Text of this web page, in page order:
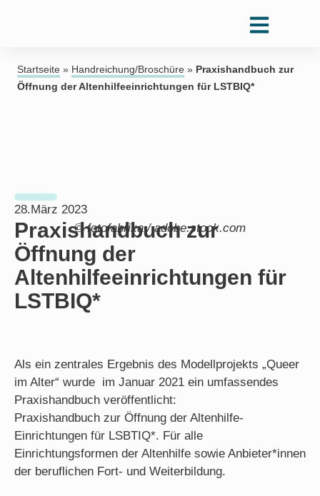
Startseite » Handreichung/Broschüre » Praxishandbuch zur
Öffnung der Altenhilfeeinrichtungen für LSTBIQ*
© fotofabrika / adobe.stock.com
28.März 2023
Praxishandbuch zur
Öffnung der
Altenhilfeeinrichtungen für
LSTBIQ*
Als ein zentrales Ergebnis des Modellprojekts „Queer
im Alter“ wurde im Januar 2021 ein umfassendes
Praxishandbuch veröffentlicht:
Praxishandbuch zur Öffnung der Altenhilfe-
Einrichtungen für LSBTIQ*. Für alle
Einrichtungsformen der Altenhilfe sowie Anbieter*innen
der beruflichen Fort- und Weiterbildung.